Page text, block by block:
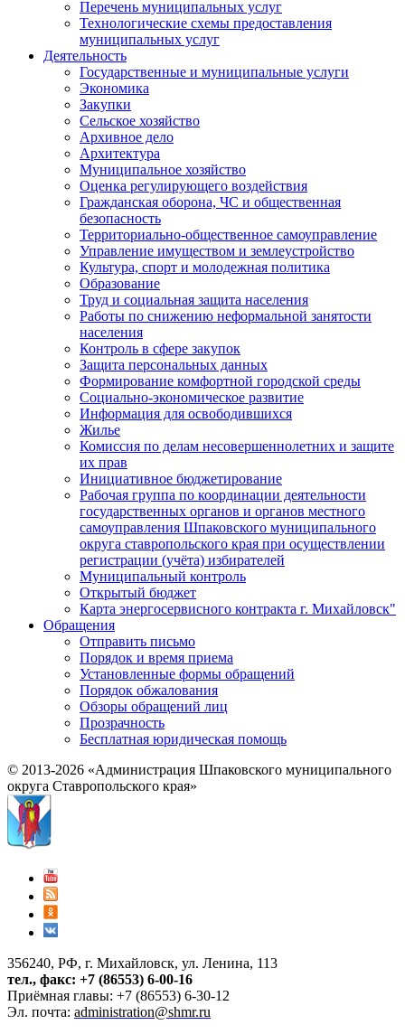
Перечень муниципальных услуг
Технологические схемы предоставления
муниципальных услуг
Деятельность
Государственные и муниципальные услуги
Экономика
Закупки
Сельское хозяйство
Архивное дело
Архитектура
Муниципальное хозяйство
Оценка регулирующего воздействия
Гражданская оборона, ЧС и общественная
безопасность
Территориально-общественное самоуправление
Управление имуществом и землеустройство
Культура, спорт и молодежная политика
Образование
Труд и социальная защита населения
Работы по снижению неформальной занятости
населения
Контроль в сфере закупок
Защита персональных данных
Формирование комфортной городской среды
Социально-экономическое развитие
Информация для освободившихся
Жилье
Комиссия по делам несовершеннолетних и защите
их прав
Инициативное бюджетирование
Рабочая группа по координации деятельности
государственных органов и органов местного
самоуправления Шпаковского муниципального
округа ставропольского края при осуществлении
регистрации (учёта) избирателей
Муниципальный контроль
Открытый бюджет
Карта энергосервисного контракта г. Михайловск"
Обращения
Отправить письмо
Порядок и время приема
Установленные формы обращений
Порядок обжалования
Обзоры обращений лиц
Прозрачность
Бесплатная юридическая помощь
© 2013-2026 «Администрация Шпаковского муниципального
округа Ставропольского края»
356240, РФ, г. Михайловск, ул. Ленина, 113
тел., факс: +7 (86553) 6-00-16
Приёмная главы: +7 (86553) 6-30-12
Эл. почта: administration@shmr.ru